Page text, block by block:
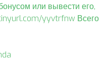
или вывести его,
yyvtrfnw Всего